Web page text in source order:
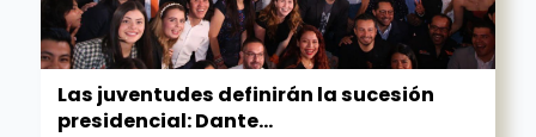
Las juventudes definirán la sucesión
presidencial: Dante...